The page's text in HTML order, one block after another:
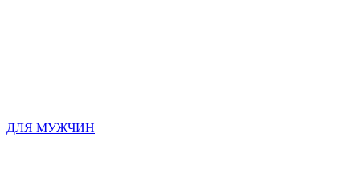
ДЛЯ МУЖЧИН